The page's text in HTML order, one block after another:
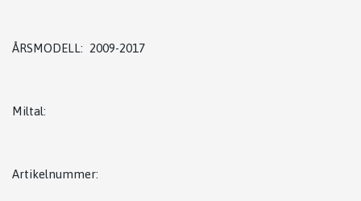
ÅRSMODELL: 2009-2017
Miltal:
Artikelnummer: